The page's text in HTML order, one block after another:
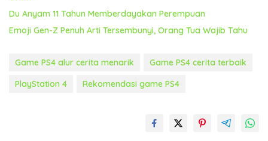
Du Anyam 11 Tahun Memberdayakan Perempuan
Emoji Gen-Z Penuh Arti Tersembunyi, Orang Tua Wajib Tahu
Game PS4 alur cerita menarik
Game PS4 cerita terbaik
PlayStation 4
Rekomendasi game PS4